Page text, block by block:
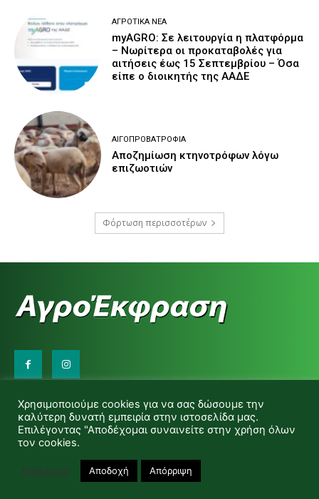
ΑΓΡΟΤΙΚΆ ΝΈΑ
myAGRO: Σε λειτουργία η πλατφόρμα
– Νωρίτερα οι προκαταβολές για
αιτήσεις έως 15 Σεπτεμβρίου – Όσα
είπε ο διοικητής της ΑΑΔΕ
ΑΙΓΟΠΡΟΒΑΤΡΟΦΊΑ
Αποζημίωση κτηνοτρόφων λόγω
επιζωοτιών
Φόρτωση περισσοτέρων
d.makas@yahoo.gr
info@agrofitro.gr
Μακάς Ντίνος
Χρησιμοποιούμε cookies για να σας δώσουμε την
καλύτερη δυνατή εμπειρία στην ιστοσελίδα μας.
Επιλέγοντας "Αποδέχομαι συναινείτε στην χρήση όλων
τον cookies.
Ρυθμίσεις Αποδοχή Απόρριψη